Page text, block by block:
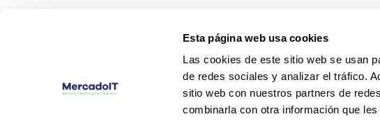
Esta página web usa cookies
Las cookies de este sitio web se usan
de redes sociales y analizar el tráfico.
sitio web con nuestros partners de
combinarla con otra información que